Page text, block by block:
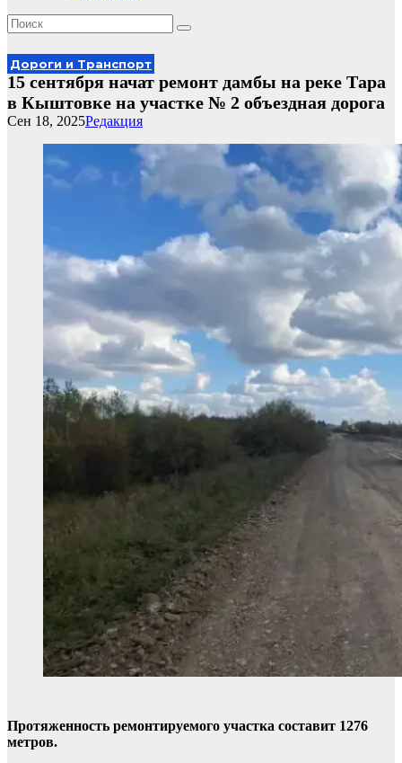
Дороги и Транспорт
15 сентября начат ремонт дамбы на реке Тара
в Кыштовке на участке № 2 объездная дорога
Редакция
Сен 18, 2025
Протяженность ремонтируемого участка составит 1276
метров.